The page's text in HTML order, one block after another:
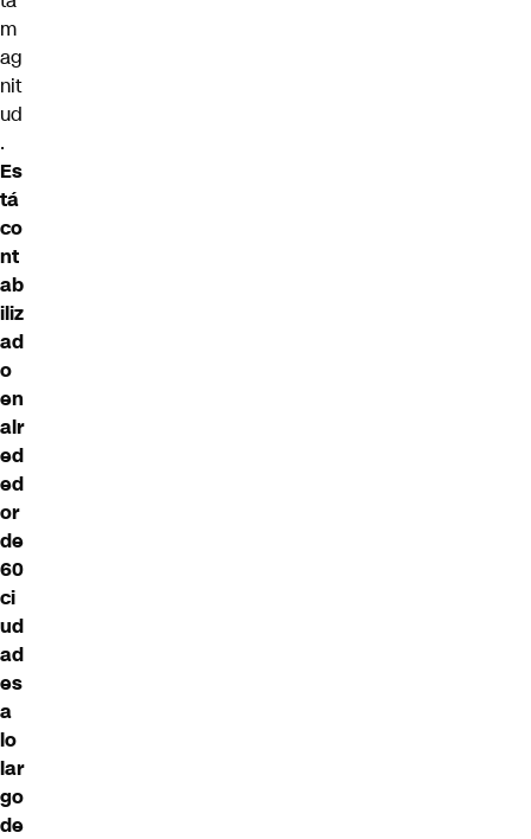
m
ag
nit
ud
.
Es
tá
co
nt
ab
iliz
ad
o
en
alr
ed
ed
or
de
60
ci
ud
ad
es
a
lo
lar
go
de